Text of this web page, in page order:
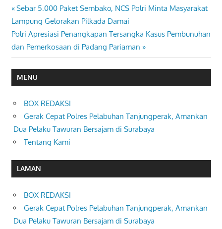
Navigasi
pos
Previous
Post:
Sebar 5.000 Paket Sembako, NCS Polri Minta Masyarakat
Lampung Gelorakan Pilkada Damai
Next
Post:
Polri Apresiasi Penangkapan Tersangka Kasus Pembunuhan
dan Pemerkosaan di Padang Pariaman
MENU
BOX REDAKSI
Gerak Cepat Polres Pelabuhan Tanjungperak, Amankan
Dua Pelaku Tawuran Bersajam di Surabaya
Tentang Kami
LAMAN
BOX REDAKSI
Gerak Cepat Polres Pelabuhan Tanjungperak, Amankan
Dua Pelaku Tawuran Bersajam di Surabaya